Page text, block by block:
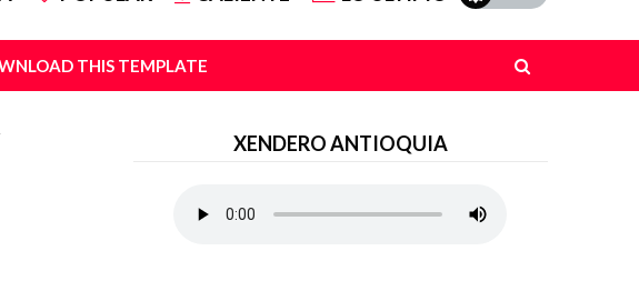
THIS TEMPLATE
XENDERO ANTIOQUIA